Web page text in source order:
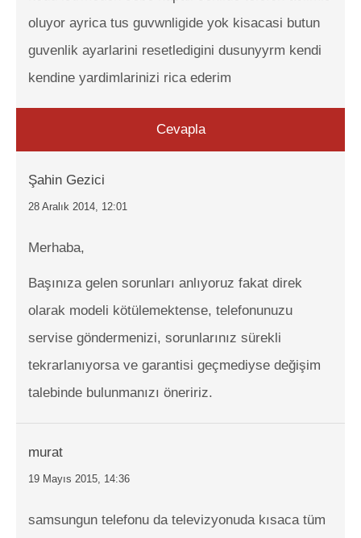
oluyor ayrica tus guvwnligide yok kisacasi butun
guvenlik ayarlarini resetledigini dusunyyrm kendi
kendine yardimlarinizi rica ederim
Cevapla
Şahin Gezici
28 Aralık 2014, 12:01
Merhaba,
Başınıza gelen sorunları anlıyoruz fakat direk
olarak modeli kötülemektense, telefonunuzu
servise göndermenizi, sorunlarınız sürekli
tekrarlanıyorsa ve garantisi geçmediyse değişim
talebinde bulunmanızı öneririz.
murat
19 Mayıs 2015, 14:36
samsungun telefonu da televizyonuda kısaca tüm